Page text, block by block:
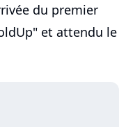
du premier
et attendu le